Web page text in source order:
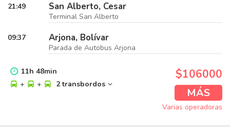
21:49 San Alberto, Cesar
Terminal San Alberto
09:37 Arjona, Bolívar
Parada de Autobus Arjona
11h 48min
+
+ 2 transbordos
$106000
MÁS
Varias operadoras